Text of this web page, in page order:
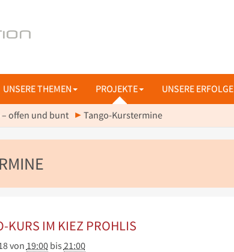
UNSERE THEMEN PROJEKTE UNSERE ERFOLGE
– offen und bunt Tango-Kurstermine
KURS IM KIEZ PROHLIS
von 19:00bis 21:00